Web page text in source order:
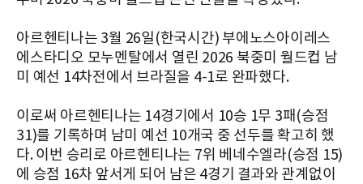
아르헨티나는 3월 26일(한국시간) 부에노스아이레스
에스타디오 모누멘탈에서 열린 2026 북중미 월드컵 남
미 예선 14차전에서 브라질을 4-1로 완파했다.
이로써 아르헨티나는 14경기에서 10승 1무 3패(승점
31)를 기록하며 남미 예선 10개국 중 선두를 확고히 했
다. 이번 승리로 아르헨티나는 7위 베네수엘라(승점 15)
에 승점 16차 앞서게 되어 남은 4경기 결과와 관계없이